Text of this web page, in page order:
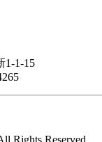
1-1-15
Rights Reserved.